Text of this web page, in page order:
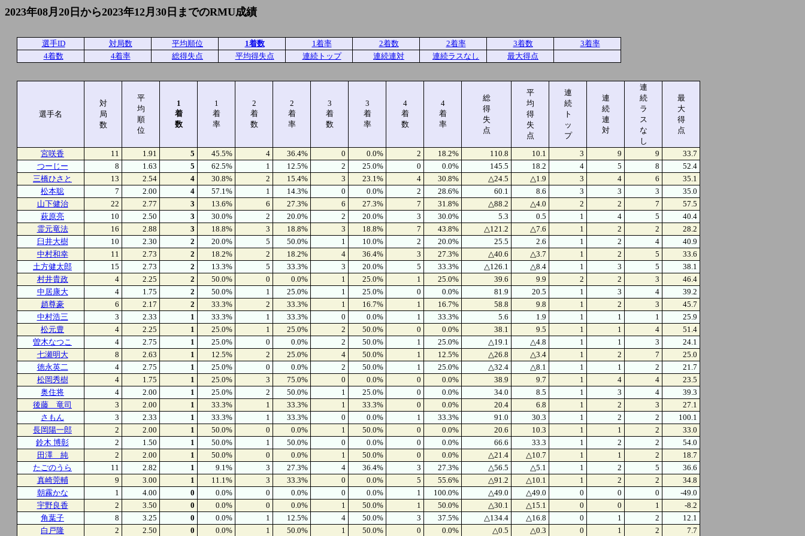
2023年08月20日から2023年12月30日までのRMU成績
選手ID 対局数 平均順位 1着数 1着率 2着数 2着率 3着数
3着率
4着数
4着率 総得失点 平均得失点 連続トップ 連続連対 連続ラスなし 最大得点
選手名
対
局
数
平
均
順
位
1
着
数
1
着
率
2
着
数
2
着
率
3
着
数
3
着
率
4
着
数
4
着
率
総
得
失
点
平
均
得
失
点
連
続
ト
ッ
プ
連
続
連
対
連
続
ラ
ス
な
し
最
大
得
点
宮咲香 11 1.91 5 45.5% 4 36.4% 0 0.0% 2 18.2% 110.8 10.1 3 9 9
33.7
つーじー
8 1.63 5 62.5% 1 12.5% 2 25.0% 0 0.0% 145.5 18.2 4 5 8
52.4
三橋ひさと
13 2.54 4 30.8% 2 15.4% 3 23.1% 4 30.8% △24.5 △1.9 3 4 6
35.1
松本聡
7 2.00 4 57.1% 1 14.3% 0 0.0% 2 28.6% 60.1 8.6 3 3 3
35.0
山下健治
22 2.77 3 13.6% 6 27.3% 6 27.3% 7 31.8% △88.2 △4.0 2 2 7
57.5
萩原亮
10 2.50 3 30.0% 2 20.0% 2 20.0% 3 30.0% 5.3 0.5 1 4 5
40.4
霊元竜法
16 2.88 3 18.8% 3 18.8% 3 18.8% 7 43.8% △121.2 △7.6 1 2 2
28.2
臼井大樹
10 2.30 2 20.0% 5 50.0% 1 10.0% 2 20.0% 25.5 2.6 1 2 4
40.9
中村和幸
11 2.73 2 18.2% 2 18.2% 4 36.4% 3 27.3% △40.6 △3.7 1 2 5
33.6
土方健太郎
15 2.73 2 13.3% 5 33.3% 3 20.0% 5 33.3% △126.1 △8.4 1 3 5
38.1
村井貴政
4 2.25 2 50.0% 0 0.0% 1 25.0% 1 25.0% 39.6 9.9 2 2 3
46.4
中居康大
4 1.75 2 50.0% 1 25.0% 1 25.0% 0 0.0% 81.9 20.5 1 3 4
39.2
趙尊豪
6 2.17 2 33.3% 2 33.3% 1 16.7% 1 16.7% 58.8 9.8 1 2 3
45.7
中村浩三
3 2.33 1 33.3% 1 33.3% 0 0.0% 1 33.3% 5.6 1.9 1 1 1
25.9
松元豊
4 2.25 1 25.0% 1 25.0% 2 50.0% 0 0.0% 38.1 9.5 1 1 4
51.4
曽木なつこ
4 2.75 1 25.0% 0 0.0% 2 50.0% 1 25.0% △19.1 △4.8 1 1 3
24.1
七瀬明大
8 2.63 1 12.5% 2 25.0% 4 50.0% 1 12.5% △26.8 △3.4 1 2 7
25.0
徳永英二
4 2.75 1 25.0% 0 0.0% 2 50.0% 1 25.0% △32.4 △8.1 1 1 2
21.7
松岡秀樹
4 1.75 1 25.0% 3 75.0% 0 0.0% 0 0.0% 38.9 9.7 1 4 4
23.5
奥住将
4 2.00 1 25.0% 2 50.0% 1 25.0% 0 0.0% 34.0 8.5 1 3 4
39.3
後藤 竜司
3 2.00 1 33.3% 1 33.3% 1 33.3% 0 0.0% 20.4 6.8 1 2 3
27.1
さもん
3 2.33 1 33.3% 1 33.3% 0 0.0% 1 33.3% 91.0 30.3 1 2 2
100.1
長岡陽一郎
2 2.00 1 50.0% 0 0.0% 1 50.0% 0 0.0% 20.6 10.3 1 1 2
33.0
鈴木 博彰
2 1.50 1 50.0% 1 50.0% 0 0.0% 0 0.0% 66.6 33.3 1 2 2
54.0
田澤 純
2 2.00 1 50.0% 0 0.0% 1 50.0% 0 0.0% △21.4 △10.7 1 1 2
18.7
たごのうら
11 2.82 1 9.1% 3 27.3% 4 36.4% 3 27.3% △56.5 △5.1 1 2 5
36.6
真崎莞輔
9 3.00 1 11.1% 3 33.3% 0 0.0% 5 55.6% △91.2 △10.1 1 2 2
34.8
朝霧かな
1 4.00 0 0.0% 0 0.0% 0 0.0% 1 100.0% △49.0 △49.0 0 0 0
-49.0
宇野良香
2 3.50 0 0.0% 0 0.0% 1 50.0% 1 50.0% △30.1 △15.1 0 0 1
-8.2
角葉子
8 3.25 0 0.0% 1 12.5% 4 50.0% 3 37.5% △134.4 △16.8 0 1 2
12.1
白戸隆
2 2.50 0 0.0% 1 50.0% 1 50.0% 0 0.0% △0.5 △0.3 0 1 2 7.7